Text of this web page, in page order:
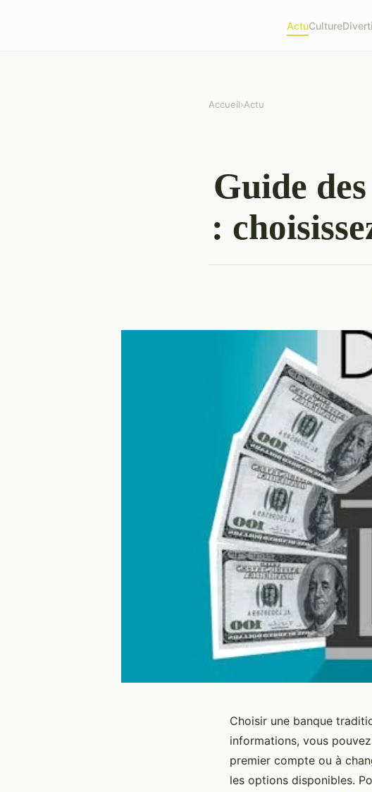
ActuCulture
Accueil›Actu
Guide
:
Choisir une banque
informations, vous
premier compte ou à
les options disponibles.